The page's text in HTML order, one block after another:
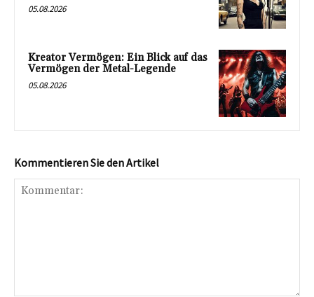
05.08.2026
Kreator Vermögen: Ein Blick auf das
Vermögen der Metal-Legende
05.08.2026
Kommentieren Sie den Artikel